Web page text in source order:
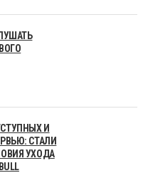
И
СТАЛИ
УХОДА